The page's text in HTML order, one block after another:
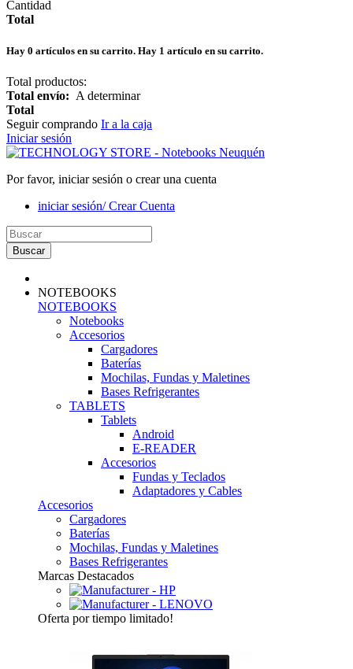
Cantidad
Total
Hay 0 artículos en su carrito. Hay 1 artículo en su carrito.
Total productos:
Total envío: A determinar
Total
Seguir comprando Ir a la caja
Iniciar sesión
Por favor, iniciar sesión o crear una cuenta
iniciar sesión/ Crear Cuenta
Buscar
NOTEBOOKS
NOTEBOOKS
Notebooks
Accesorios
Cargadores
Baterías
Mochilas, Fundas y Maletines
Bases Refrigerantes
TABLETS
Tablets
Android
E-READER
Accesorios
Fundas y Teclados
Adaptadores y Cables
Accesorios
Cargadores
Baterías
Mochilas, Fundas y Maletines
Bases Refrigerantes
Marcas Destacados
Oferta por tiempo limitado!